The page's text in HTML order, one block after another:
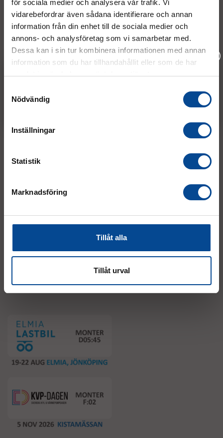
för sociala medier och analysera vår trafik. Vi
vidarebefordrar även sådana identifierare och annan
information från din enhet till de sociala medier och
annons- och analysföretag som vi samarbetar med.
Dessa kan i sin tur kombinera informationen med annan
information som du har tillhandahållit eller som de har
samlat in när du har använt deras tjänster.
Nödvändig
Inställningar
Statistik
Marknadsföring
Tillåt alla
Tillåt urval
Variant: Non-marking
08 - 544 401 50
info@micrologistic.com
order@micrologistic.com
Tumstocksvägen 11 A (
(lunch 12.00–12.30)
Event